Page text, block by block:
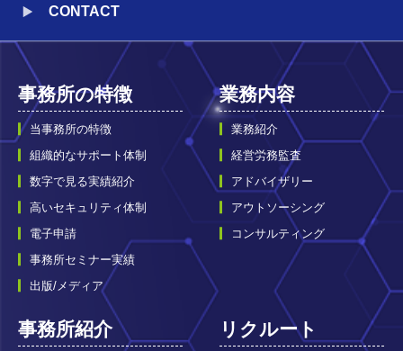
CONTACT
事務所の特徴
当事務所の特徴
組織的なサポート体制
数字で見る実績紹介
高いセキュリティ体制
電子申請
事務所セミナー実績
出版/メディア
業務内容
業務紹介
経営労務監査
アドバイザリー
アウトソーシング
コンサルティング
事務所紹介 リクルート